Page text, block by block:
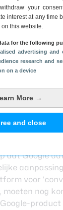
your
interest at any time
on this website.
for the following
advertising and
research and
on a device
More →
and close
we een
via WiFi
deze tablet
heeft
Google
er
tablet
dat Google
voor
nog